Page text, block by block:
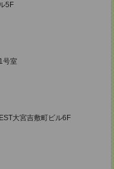
5F
号室
大宮吉敷町ビル6F